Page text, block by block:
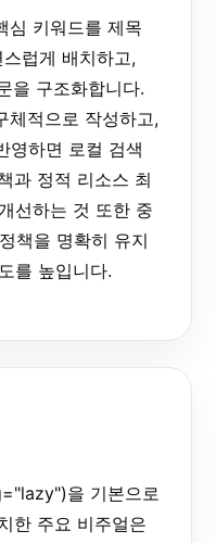
심 키워드를 제목
럽게 배치하고,
을 구조화합니다.
체적으로 작성하고,
영하면 로컬 검색
과 정적 리소스 최
선하는 것 또한 중
책을 명확히 유지
를 높입니다.
을 기본으로
한 주요 비주얼은